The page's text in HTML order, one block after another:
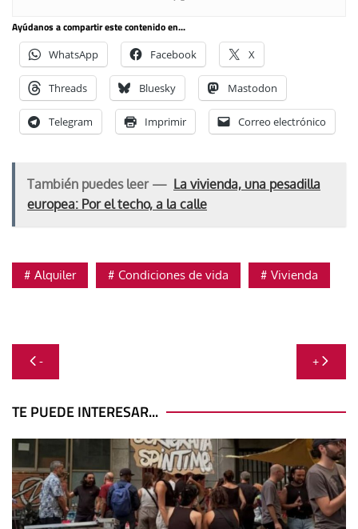
Ayúdanos a compartir este contenido en...
WhatsApp Facebook X
Threads Bluesky Mastodon
Telegram Imprimir Correo electrónico
También puedes leer — La vivienda, una pesadilla
europea: Por el techo, a la calle
Alquiler Condiciones de vida Vivienda
Navegación
de
entradas
- +
TE PUEDE INTERESAR...